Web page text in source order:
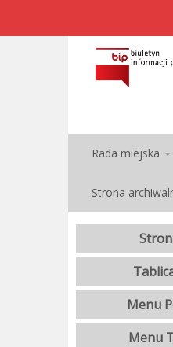
Rada miejska
Strona
Menu
Menu